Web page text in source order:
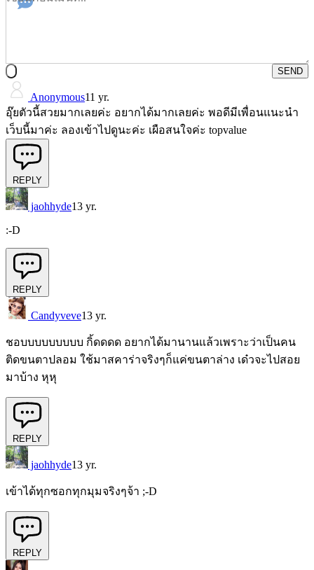
SEND
Anonymous11 yr.
อุ๊ยตัวนี้สวยมากเลยค่ะ อยากได้มากเลยค่ะ พอดีมีเพื่อนแนะนำ
เว็บนี้มาค่ะ ลองเข้าไปดูนะค่ะ เผือสนใจค่ะ topvalue
REPLY
jaohhyde13 yr.
:-D
REPLY
Candyveve13 yr.
ชอบบบบบบบบบ กิ้ดดดด อยากได้มานานแล้วเพราะว่าเป็นคน
ติดขนตาปลอม ใช้มาสคาร่าจริงๆก็แค่ขนตาล่าง เด๋วจะไปสอย
มาบ้าง หุหุ
REPLY
jaohhyde13 yr.
เข้าได้ทุกซอกทุกมุมจริงๆจ้า ;-D
REPLY